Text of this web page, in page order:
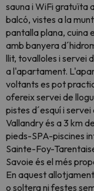
sauna i WiFi gratuïta
balcó, vistes a la
pantalla plana, cuina
amb banyera
llit, tovalloles i servei
a l'apartament.
voltants es pot
ofereix servei de
pistes d´esquí i
Vallandry és a 3 km
pieds-SPA-piscines
Sainte-Foy-
Savoie és el més
En aquest
o soltera ni festes